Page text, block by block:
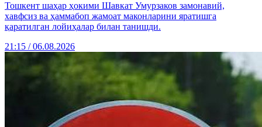
Тошкент шаҳар ҳокими Шавкат Умурзаков замонавий,
хавфсиз ва ҳаммабоп жамоат маконларини яратишга
қаратилган лойиҳалар билан танишди.
21:15 / 06.08.2026